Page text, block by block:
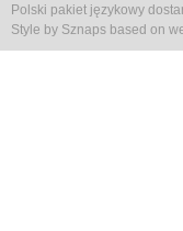
Polski pakiet językowy
Style by Sznaps based on